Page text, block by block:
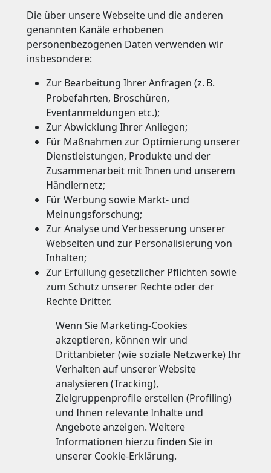
Die über unsere Webseite und die anderen
genannten Kanäle erhobenen
personenbezogenen Daten verwenden wir
insbesondere:
Zur Bearbeitung Ihrer Anfragen (z. B.
Probefahrten, Broschüren,
Eventanmeldungen etc.);
Zur Abwicklung Ihrer Anliegen;
Für Maßnahmen zur Optimierung unserer
Dienstleistungen, Produkte und der
Zusammenarbeit mit Ihnen und unserem
Händlernetz;
Für Werbung sowie Markt- und
Meinungsforschung;
Zur Analyse und Verbesserung unserer
Webseiten und zur Personalisierung von
Inhalten;
Zur Erfüllung gesetzlicher Pflichten sowie
zum Schutz unserer Rechte oder der
Rechte Dritter.
Wenn Sie Marketing-Cookies
akzeptieren, können wir und
Drittanbieter (wie soziale Netzwerke) Ihr
Verhalten auf unserer Website
analysieren (Tracking),
Zielgruppenprofile erstellen (Profiling)
und Ihnen relevante Inhalte und
Angebote anzeigen. Weitere
Informationen hierzu finden Sie in
unserer Cookie-Erklärung.